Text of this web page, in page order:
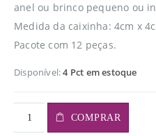
anel ou brinco pequeno ou
Medida da caixinha: 4cm x
Pacote com 12 peças.
Disponível:4 Pct em estoque
COMPRAR